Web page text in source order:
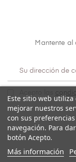
Mantente
Este sitio web
mejorar nuestros
con sus
navegación. Para
botón Acepto.
Más información